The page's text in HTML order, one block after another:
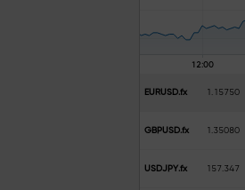
EURUSD.fx 1.15750
GBPUSD.fx 1.35080
USDJPY.fx 157.347